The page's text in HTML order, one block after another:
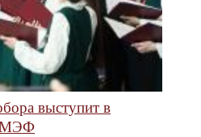
выступит в